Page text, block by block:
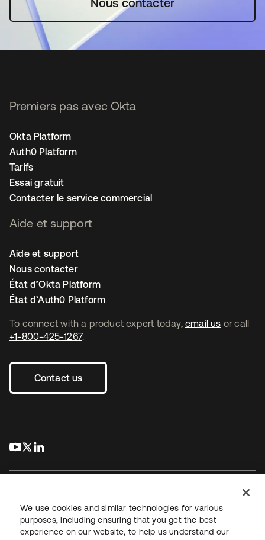
To connect with a product expert today, email us or call
+1-800-425-1267.
Contact us
s’ouvre dans un nouvel onglet
s’ouvre dans un nouvel onglet
Premiers pas avec Okta
Okta Platform
Auth0 Platform
Tarifs
Essai gratuit
Contacter le service commercial
Aide et support
Aide et support
Nous contacter
État d’Okta Platform
État d’Auth0 Platform
JuridiquePolitique de confidentialité
We use cookies and similar technologies for various
purposes, including ensuring that you get the best
experience on our website, to help us understand our